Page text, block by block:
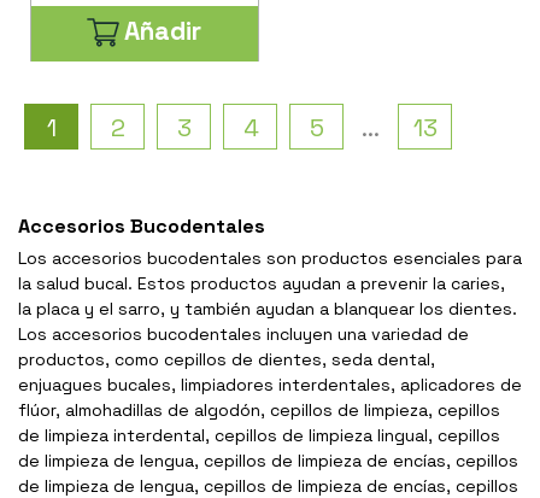
Añadir
1 2 3 4 5 ... 13
Accesorios Bucodentales
Los accesorios bucodentales son productos esenciales para
la salud bucal. Estos productos ayudan a prevenir la caries,
la placa y el sarro, y también ayudan a blanquear los dientes.
Los accesorios bucodentales incluyen una variedad de
productos, como cepillos de dientes, seda dental,
enjuagues bucales, limpiadores interdentales, aplicadores de
flúor, almohadillas de algodón, cepillos de limpieza, cepillos
de limpieza interdental, cepillos de limpieza lingual, cepillos
de limpieza de lengua, cepillos de limpieza de encías, cepillos
de limpieza de lengua, cepillos de limpieza de encías, cepillos